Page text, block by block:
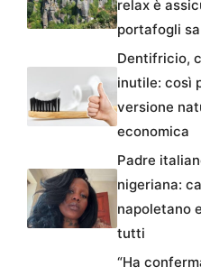
relax è
portafogli
Dentifricio,
inutile: così
versione
economica
Padre
nigeriana:
napoletano
tutti
“Ha